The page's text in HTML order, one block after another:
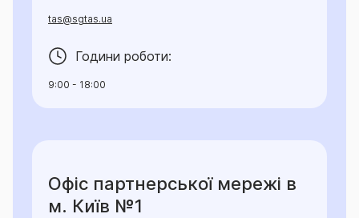
tas@sgtas.ua
Години роботи:
9:00 - 18:00
Офіс партнерської мережі в
м. Київ №1